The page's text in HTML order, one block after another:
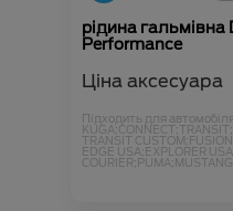
рідина гальмівна
Performance
Ціна аксесуара
Підходить для
KUGA;CONNECT;TRANSIT;
TRANSIT CUSTOM;
EDGE USA;EXPLORER
COURIER;PUMA;